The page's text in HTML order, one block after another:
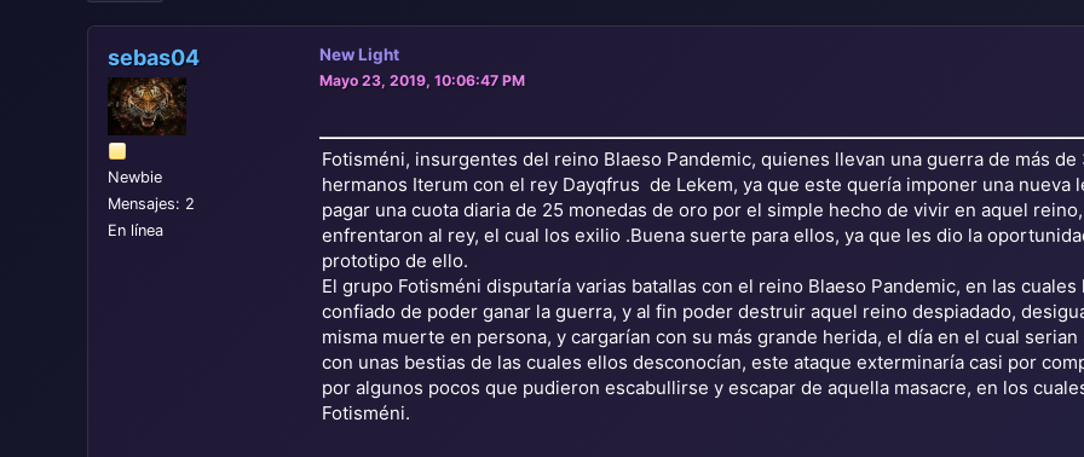
sebas04
Newbie
Mensajes: 2
En línea
New Light
Mayo 23, 2019, 10:06:47 PM
Fotisméni, insurgentes del reino Blaeso Pandemic, quienes llevan una guerra de más
hermanos Iterum con el rey Dayqfrus de Lekem, ya que este quería imponer una nueva
pagar una cuota diaria de 25 monedas de oro por el simple hecho de vivir en aquel
enfrentaron al rey, el cual los exilio .Buena suerte para ellos, ya que les dio la
prototipo de ello.
El grupo Fotisméni disputaría varias batallas con el reino Blaeso Pandemic, en las
confiado de poder ganar la guerra, y al fin poder destruir aquel reino despiadado,
misma muerte en persona, y cargarían con su más grande herida, el día en el cual
con unas bestias de las cuales ellos desconocían, este ataque exterminaría casi por
por algunos pocos que pudieron escabullirse y escapar de aquella masacre, en los
Fotisméni.